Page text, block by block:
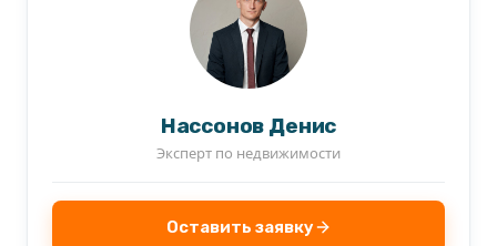
Нассонов Денис
Эксперт по недвижимости
Оставить заявку